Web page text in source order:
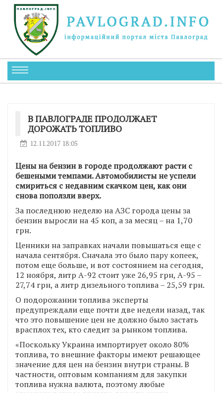
В ПАВЛОГРАДЕ ПРОДОЛЖАЕТ
ДОРОЖАТЬ ТОПЛИВО
12.11.2017 18:05
Цены на бензин в городе продолжают расти с
бешеными темпами. Автомобилисты не успели
смириться с недавним скачком цен, как они
снова поползли вверх.
За последнюю неделю на АЗС города цены за
бензин выросли на 45 коп, а за месяц – на 1,70
грн.
Ценники на заправках начали повышаться еще с
начала сентября. Сначала это было пару копеек,
потом еще больше, и вот состоянием на сегодня,
12 ноября, литр А-92 стоит уже 26,95 грн, А-95 –
27,74 грн, а литр дизельного топлива – 25,59 грн.
О подорожании топлива эксперты
предупреждали еще почти две недели назад, так
что это повышение цен не должно было застать
врасплох тех, кто следит за рынком топлива.
«Поскольку Украина импортирует около 80%
топлива, то внешние факторы имеют решающее
значение для цен на бензин внутри страны. В
частности, оптовым компаниям для закупки
топлива нужна валюта, поэтому любые